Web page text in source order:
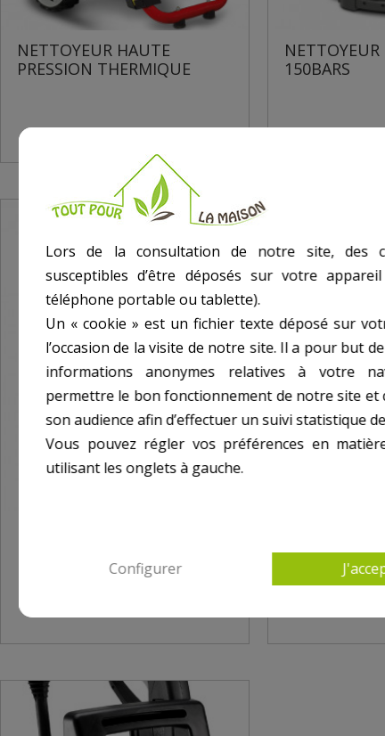
NETTOYEUR HAUTE
PRESSION THERMIQUE
150BARS
PRESSION
BARS
Lors de la consultation de notre site, des
susceptibles d’être déposés sur votre
téléphone portable ou tablette).
Un « cookie » est un fichier texte déposé sur
l’occasion de la visite de notre site. Il a pour but
informations anonymes relatives à votre
permettre le bon fonctionnement de notre site et
son audience afin d’effectuer un suivi statistique
Vous pouvez régler vos préférences en
utilisant les onglets à gauche.
Configurer